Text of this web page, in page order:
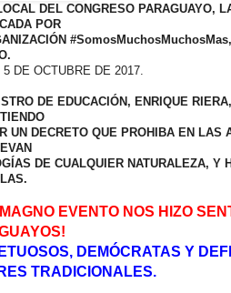
DEL CONGRESO PARAGUAYO,
POR
#SomosMuchosMucho
5 DE OCTUBRE DE 2017.
DE EDUCACIÓN, ENRIQUE
UN DECRETO QUE PROHIBA EN LAS
DE CUALQUIER NATURALEZA, Y
EVENTO NOS HIZO
DEMÓCRATAS Y
TRADICIONALES.